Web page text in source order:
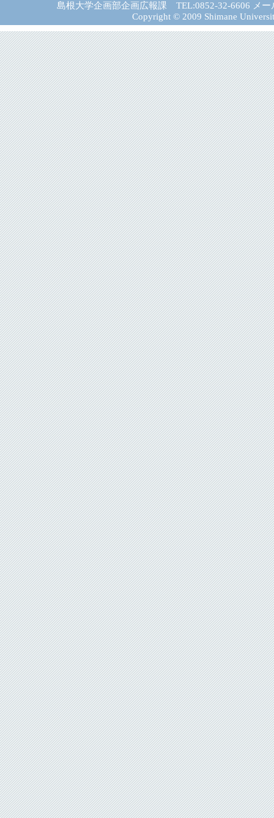
島根大学企画部企画広報課 TEL:0852-32-6606 メー
Copyright © 2009 Shimane